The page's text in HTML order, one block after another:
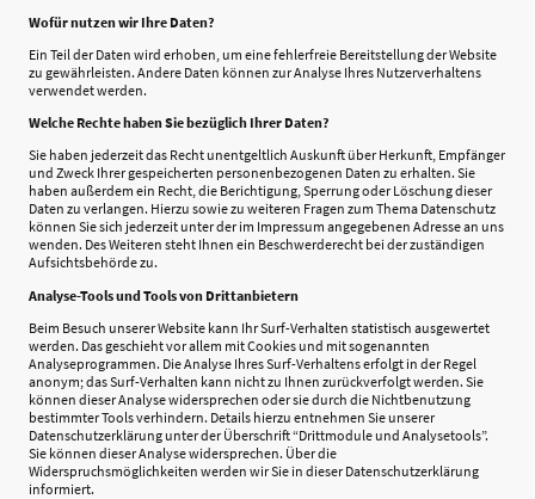
Wofür nutzen wir Ihre Daten?
Ein Teil der Daten wird erhoben, um eine fehlerfreie Bereitstellung der Website
zu gewährleisten. Andere Daten können zur Analyse Ihres Nutzerverhaltens
verwendet werden.
Welche Rechte haben Sie bezüglich Ihrer Daten?
Sie haben jederzeit das Recht unentgeltlich Auskunft über Herkunft, Empfänger
und Zweck Ihrer gespeicherten personenbezogenen Daten zu erhalten. Sie
haben außerdem ein Recht, die Berichtigung, Sperrung oder Löschung dieser
Daten zu verlangen. Hierzu sowie zu weiteren Fragen zum Thema Datenschutz
können Sie sich jederzeit unter der im Impressum angegebenen Adresse an uns
wenden. Des Weiteren steht Ihnen ein Beschwerderecht bei der zuständigen
Aufsichtsbehörde zu.
Analyse-Tools und Tools von Drittanbietern
Beim Besuch unserer Website kann Ihr Surf-Verhalten statistisch ausgewertet
werden. Das geschieht vor allem mit Cookies und mit sogenannten
Analyseprogrammen. Die Analyse Ihres Surf-Verhaltens erfolgt in der Regel
anonym; das Surf-Verhalten kann nicht zu Ihnen zurückverfolgt werden. Sie
können dieser Analyse widersprechen oder sie durch die Nichtbenutzung
bestimmter Tools verhindern. Details hierzu entnehmen Sie unserer
Datenschutzerklärung unter der Überschrift “Drittmodule und Analysetools”.
Sie können dieser Analyse widersprechen. Über die
Widerspruchsmöglichkeiten werden wir Sie in dieser Datenschutzerklärung
informiert.